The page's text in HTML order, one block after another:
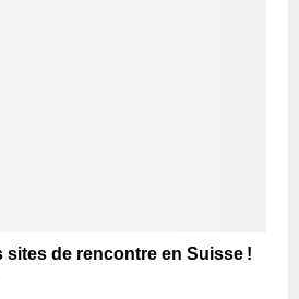
sites de rencontre en Suisse !